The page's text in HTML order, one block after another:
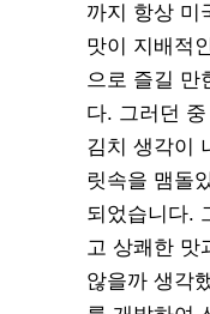
까지 항상 미
맛이 지배적
으로 즐길 만
다. 그러던
김치 생각이
릿속을 맴돌
되었습니다.
고 상쾌한 맛
않을까 생각